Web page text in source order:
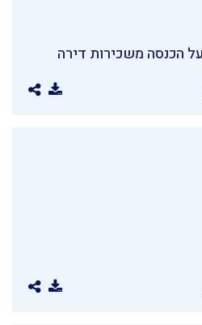
הכנסה משכירות דירה